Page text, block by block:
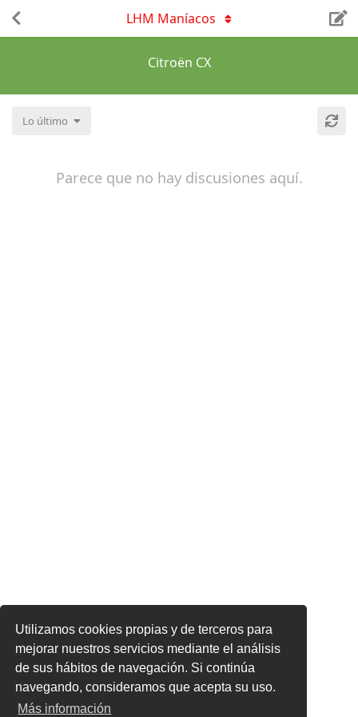
Utilizamos cookies propias y de terceros para
mejorar nuestros servicios mediante el análisis
de sus hábitos de navegación. Si continúa
navegando, consideramos que acepta su uso.
Más información
Citroën CX
LHM Maníacos
Lo último
Parece que no hay discusiones aquí.